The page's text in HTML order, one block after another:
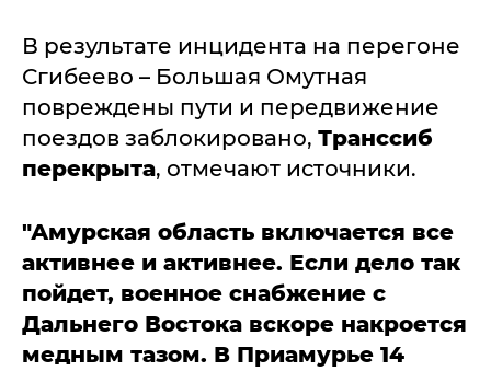
В результате инцидента на перегоне
Сгибеево – Большая Омутная
повреждены пути и передвижение
поездов заблокировано, Транссиб
перекрыта, отмечают источники.
"Амурская область включается все
активнее и активнее. Если дело так
пойдет, военное снабжение с
Дальнего Востока вскоре накроется
медным тазом. В Приамурье 14